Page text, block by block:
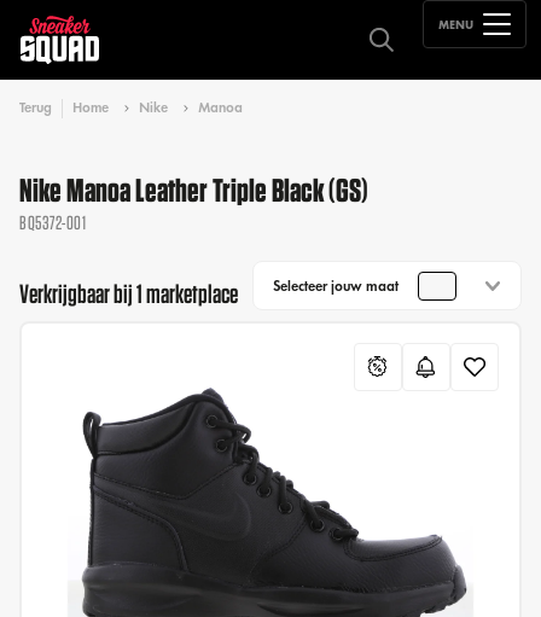
MENU
Terug Home Nike Manoa
Nike Manoa Leather Triple Black (GS)
BQ5372-001
Verkrijgbaar bij 1 marketplace Selecteer jouw maat